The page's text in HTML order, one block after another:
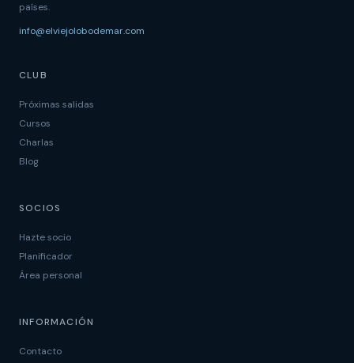
países.
info@elviejolobodemar.com
CLUB
Próximas salidas
Cursos
Charlas
Blog
SOCIOS
Hazte socio
Planificador
Área personal
INFORMACIÓN
Contacto